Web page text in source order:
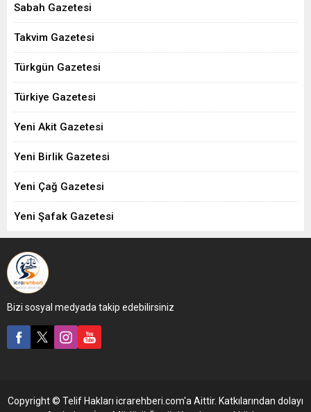
Sabah Gazetesi
Takvim Gazetesi
Türkgün Gazetesi
Türkiye Gazetesi
Yeni Akit Gazetesi
Yeni Birlik Gazetesi
Yeni Çağ Gazetesi
Yeni Şafak Gazetesi
Bizi sosyal medyada takip edebilirsiniz
Copyright © Telif Hakları icrarehberi.com'a Aittir. Katkılarından dolayı